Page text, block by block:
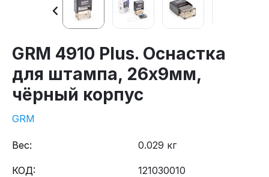
GRM 4910 Plus. Оснастка
для штампа, 26х9мм,
чёрный корпус
GRM
Вес: 0.029 кг
КОД: 121030010